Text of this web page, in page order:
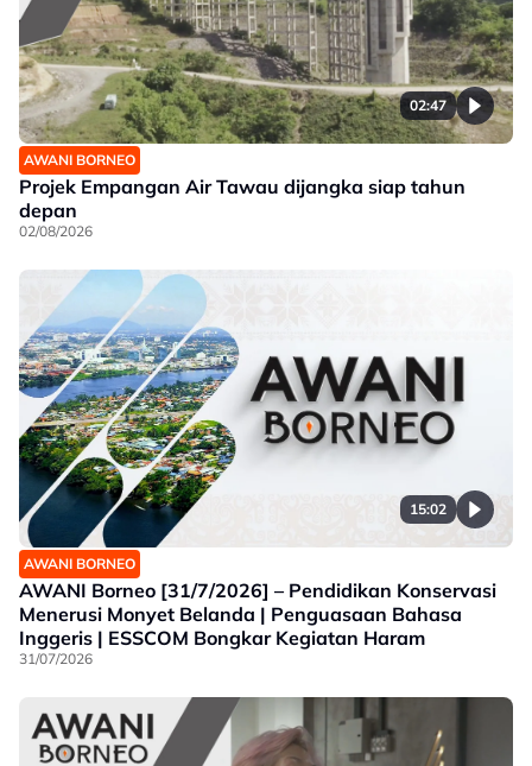
02:47
AWANI BORNEO
Projek Empangan Air Tawau dijangka siap tahun
depan
02/08/2026
15:02
AWANI BORNEO
AWANI Borneo [31/7/2026] – Pendidikan Konservasi
Menerusi Monyet Belanda | Penguasaan Bahasa
Inggeris | ESSCOM Bongkar Kegiatan Haram
31/07/2026